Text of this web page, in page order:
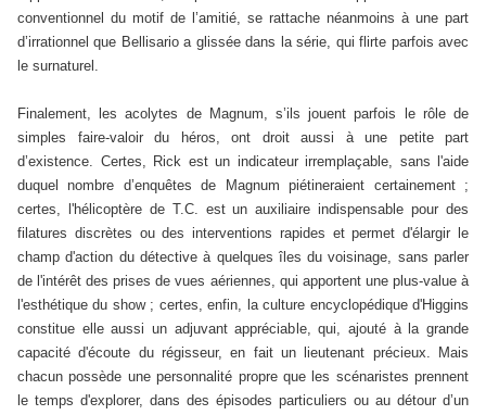
conventionnel du motif de l’amitié, se rattache néanmoins à une part
d’irrationnel que Bellisario a glissée dans la série, qui flirte parfois avec
le surnaturel.
Finalement, les acolytes de Magnum, s’ils jouent parfois le rôle de
simples faire-valoir du héros, ont droit aussi à une petite part
d’existence. Certes, Rick est un indicateur irremplaçable, sans l'aide
duquel nombre d’enquêtes de Magnum piétineraient certainement ;
certes, l'hélicoptère de T.C. est un auxiliaire indispensable pour des
filatures discrètes ou des interventions rapides et permet d'élargir le
champ d'action du détective à quelques îles du voisinage, sans parler
de l'intérêt des prises de vues aériennes, qui apportent une plus-value à
l'esthétique du show ; certes, enfin, la culture encyclopédique d'Higgins
constitue elle aussi un adjuvant appréciable, qui, ajouté à la grande
capacité d'écoute du régisseur, en fait un lieutenant précieux. Mais
chacun possède une personnalité propre que les scénaristes prennent
le temps d'explorer, dans des épisodes particuliers ou au détour d’un